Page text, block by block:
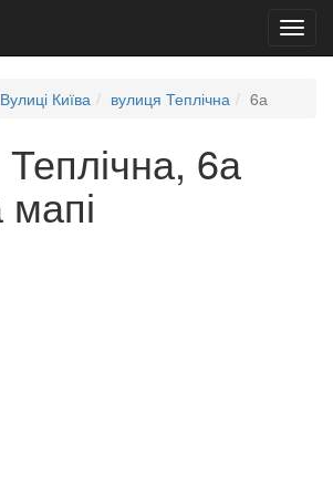
Вулиці Київа вулиця Теплічна 6а
6а
мапі